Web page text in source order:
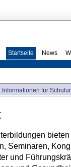
Startseite News
Informationen für
Seminaren,
und